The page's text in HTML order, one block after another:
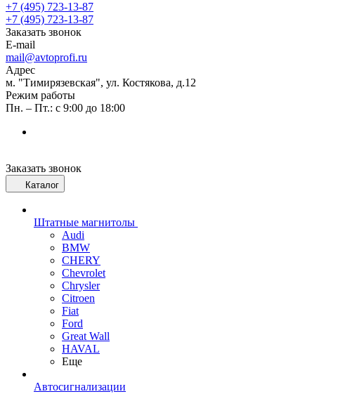
+7 (495) 723-13-87
+7 (495) 723-13-87
Заказать звонок
E-mail
mail@avtoprofi.ru
Адрес
м. "Тимирязевская", ул. Костякова, д.12
Режим работы
Пн. – Пт.: с 9:00 до 18:00
Заказать звонок
Каталог
Штатные магнитолы
Audi
BMW
CHERY
Chevrolet
Chrysler
Citroen
Fiat
Ford
Great Wall
HAVAL
Еще
Автосигнализации